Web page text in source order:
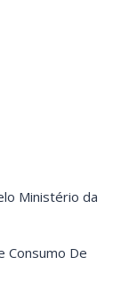
Ministério da
Consumo De